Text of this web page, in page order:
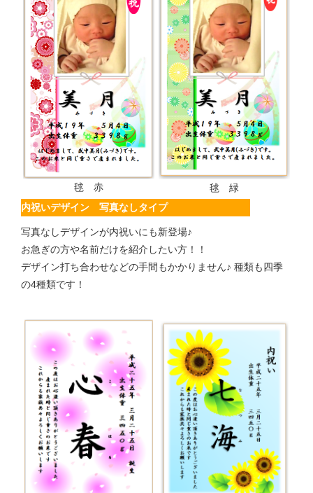
毬 赤
毬 緑
内祝いデザイン 写真なしタイプ
写真なしデザインが内祝いにも新登場♪
お急ぎの方や名前だけを紹介したい方！！
デザイン打ち合わせなどの手間もかかりません♪ 種類も四季
の4種類です！